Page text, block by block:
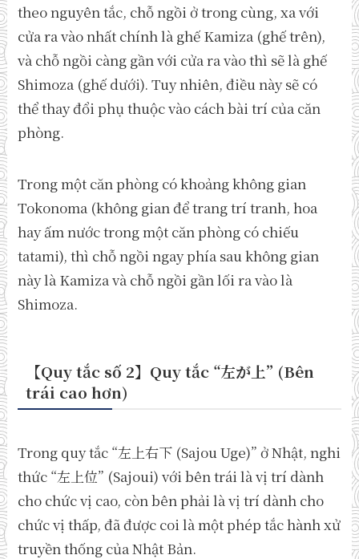
theo nguyên tắc, chỗ ngồi ở trong cùng, xa với
cửa ra vào nhất chính là ghế Kamiza (ghế trên),
và chỗ ngồi càng gần với cửa ra vào thì sẽ là ghế
Shimoza (ghế dưới). Tuy nhiên, điều này sẽ có
thể thay đổi phụ thuộc vào cách bài trí của căn
phòng.
Trong một căn phòng có khoảng không gian
Tokonoma (không gian để trang trí tranh, hoa
hay ấm nước trong một căn phòng có chiếu
tatami), thì chỗ ngồi ngay phía sau không gian
này là Kamiza và chỗ ngồi gần lối ra vào là
Shimoza.
【Quy tắc số 2】Quy tắc “左が上” (Bên
trái cao hơn)
Trong quy tắc “左上右下 (Sajou Uge)” ở Nhật, nghi
thức “左上位” (Sajoui) với bên trái là vị trí dành
cho chức vị cao, còn bên phải là vị trí dành cho
chức vị thấp, đã được coi là một phép tắc hành xử
truyền thống của Nhật Bản.